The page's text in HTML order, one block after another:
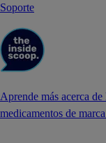
Soporte
Aprende más acerca
medicamentos de